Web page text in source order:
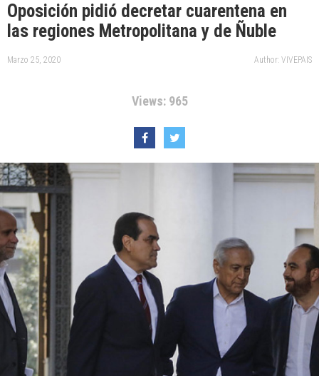
Oposición pidió decretar cuarentena en
las regiones Metropolitana y de Ñuble
Marzo 25, 2020 Author: VIVEPAIS
Views: 965